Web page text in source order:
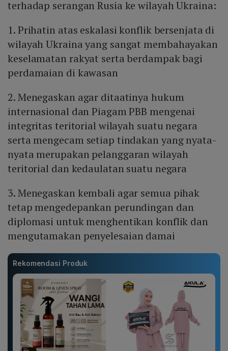
terhadap serangan Rusia ke wilayah Ukraina:
1. Prihatin atas eskalasi konflik bersenjata di
wilayah Ukraina yang sangat membahayakan
keselamatan rakyat serta berdampak bagi
perdamaian di kawasan
2. Menegaskan agar ditaatinya hukum
internasional dan Piagam PBB mengenai
integritas teritorial wilayah suatu negara
serta mengecam setiap tindakan yang nyata-
nyata merupakan pelanggaran wilayah
teritorial dan kedaulatan suatu negara
3. Menegaskan kembali agar semua pihak
tetap mengedepankan perundingan dan
diplomasi untuk menghentikan konflik dan
mengutamakan penyelesaian damai
Rekomendasi Produk